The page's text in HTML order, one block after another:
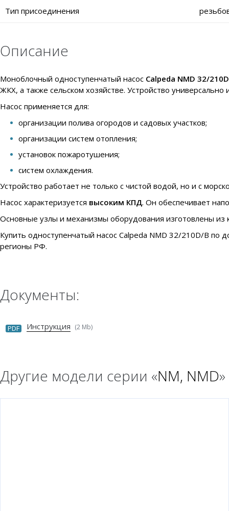
Тип присоединения
Описание
Моноблочный одноступенчатый насос Calpeda NMD 32/
ЖКХ, а также сельском хозяйстве. Устройство
Насос применяется для:
организации полива огородов и садовых участков;
организации систем отопления;
установок пожаротушения;
систем охлаждения.
Устройство работает не только с чистой водой, но и с
Насос характеризуется высоким КПД. Он обеспечивает
Основные узлы и механизмы оборудования изготовлены из
Купить одноступенчатый насос Calpeda NMD 32/210D/B по
регионы РФ.
Документы:
PDF Инструкция (2 Mb)
Другие модели серии «NM, NMD»